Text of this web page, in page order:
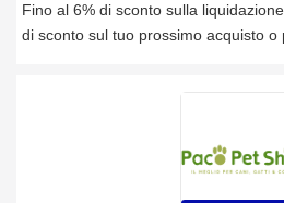
Fino al 6% di sconto sulla
di sconto sul tuo prossimo acquisto o